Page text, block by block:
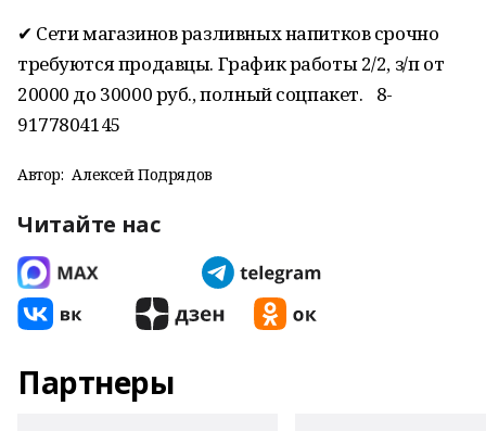
✔ Сети магазинов разливных напитков срочно
требуются продавцы. График работы 2/2, з/п от
20000 до 30000 руб., полный соцпакет. 8-
9177804145
Автор: Алексей Подрядов
Читайте нас
Партнеры